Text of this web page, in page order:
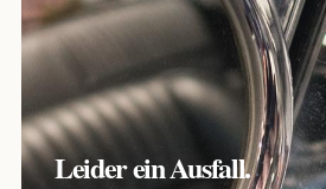
Leider ein Ausfall.